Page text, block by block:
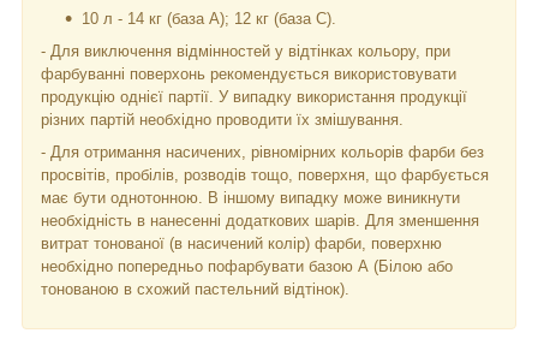
10 л - 14 кг (база А); 12 кг (база С).
- Для виключення відмінностей у відтінках кольору, при
фарбуванні поверхонь рекомендується використовувати
продукцію однієї партії. У випадку використання продукції
різних партій необхідно проводити їх змішування.
- Для отримання насичених, рівномірних кольорів фарби без
просвітів, пробілів, розводів тощо, поверхня, що фарбується
має бути однотонною. В іншому випадку може виникнути
необхідність в нанесенні додаткових шарів. Для зменшення
витрат тонованої (в насичений колір) фарби, поверхню
необхідно попередньо пофарбувати базою А (Білою або
тонованою в схожий пастельний відтінок).